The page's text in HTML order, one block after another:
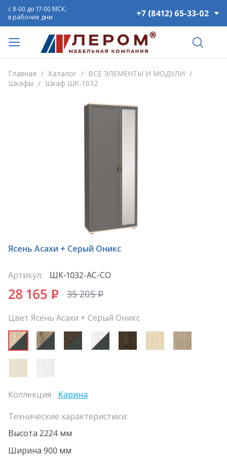
+7 (8412) 65-33-02
с 8-00 до 17-00 МСК,
в рабочие дни
Главная / Каталог / ВСЕ ЭЛЕМЕНТЫ И МОДУЛИ /
Шкафы / Шкаф ШК-1032
Ясень Асахи + Серый Оникс
Артикул: ШК-1032-АС-СО
28 165 P 35 205P
Цвет Ясень Асахи + Серый Оникс
Коллекция
Карина
Технические характеристики:
Высота 2224 мм
Ширина 900 мм